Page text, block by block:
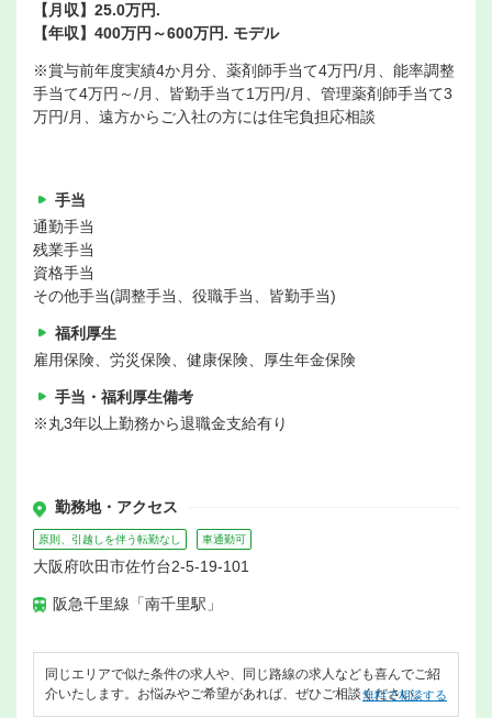
【月収】25.0万円.
【年収】400万円～600万円. モデル
※賞与前年度実績4か月分、薬剤師手当て4万円/月、能率調整
手当て4万円～/月、皆勤手当て1万円/月、管理薬剤師手当て3
万円/月、遠方からご入社の方には住宅負担応相談
手当
通勤手当
残業手当
資格手当
その他手当(調整手当、役職手当、皆勤手当)
福利厚生
雇用保険、労災保険、健康保険、厚生年金保険
手当・福利厚生備考
※丸3年以上勤務から退職金支給有り
勤務地・アクセス
原則、引越しを伴う転勤なし 車通勤可
大阪府吹田市佐竹台2-5-19-101
阪急千里線「南千里駅」
同じエリアで似た条件の求人や、同じ路線の求人なども喜んでご紹
介いたします。お悩みやご希望があれば、ぜひご相談ください。
無料で相談する